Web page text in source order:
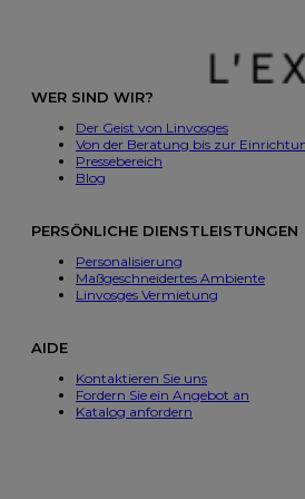
WER SIND WIR?
Der Geist von Linvosges
Von der Beratung bis zur
Pressebereich
Blog
PERSÖNLICHE DIENSTLEISTUNGEN
Personalisierung
Maßgeschneidertes Ambiente
Linvosges Vermietung
AIDE
Kontaktieren Sie uns
Fordern Sie ein Angebot an
Katalog anfordern